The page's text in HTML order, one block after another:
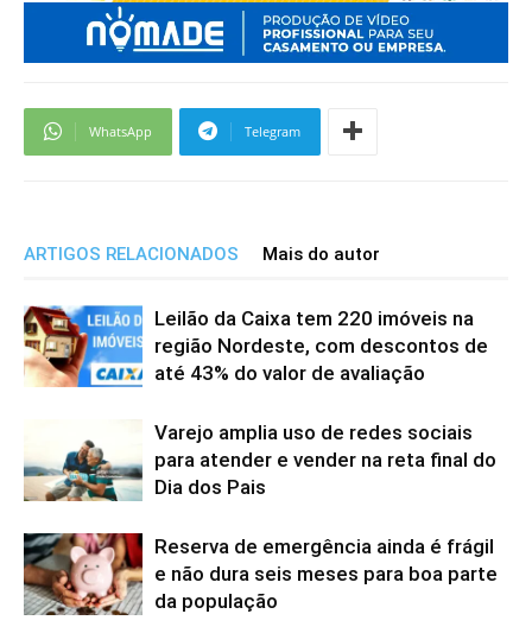
WhatsApp Telegram
ARTIGOS RELACIONADOS Mais do autor
Leilão da Caixa tem 220 imóveis na
região Nordeste, com descontos de
até 43% do valor de avaliação
Varejo amplia uso de redes sociais
para atender e vender na reta final do
Dia dos Pais
Reserva de emergência ainda é frágil
e não dura seis meses para boa parte
da população